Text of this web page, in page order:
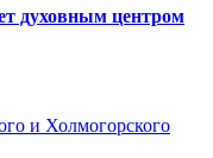
духовным центром
и Холмогорского